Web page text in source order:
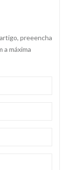
preeencha
a máxima